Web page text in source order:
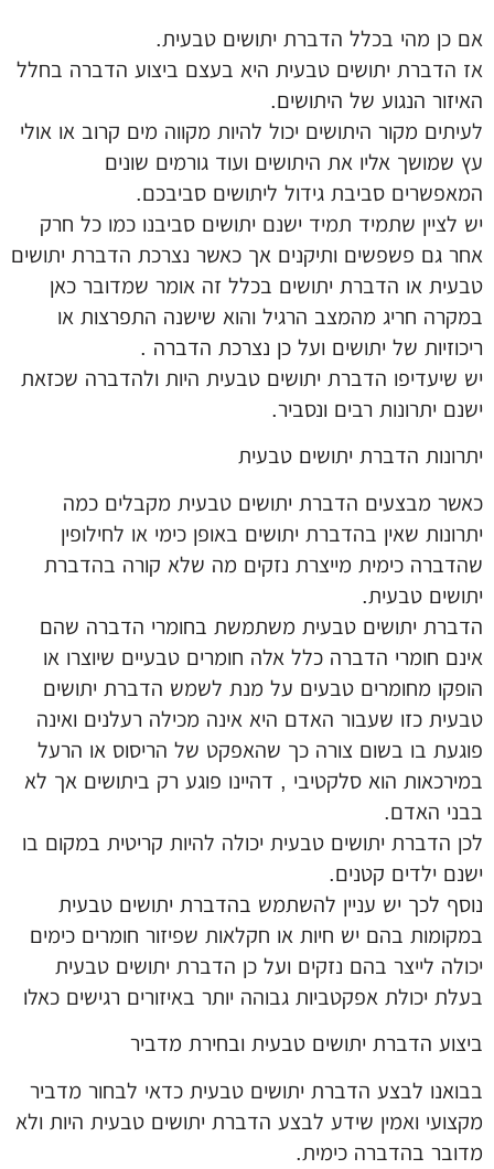
אם כן מהי בכלל הדברת יתושים טבעית.
אז הדברת יתושים טבעית היא בעצם ביצוע הדברה בחלל
האיזור הנגוע של היתושים.
לעיתים מקור היתושים יכול להיות מקווה מים קרוב או אולי
עץ שמושך אליו את היתושים ועוד גורמים שונים
המאפשרים סביבת גידול ליתושים סביבכם.
יש לציין שתמיד תמיד ישנם יתושים סביבנו כמו כל חרק
אחר גם פשפשים ותיקנים אך כאשר נצרכת הדברת יתושים
טבעית או הדברת יתושים בכלל זה אומר שמדובר כאן
במקרה חריג מהמצב הרגיל והוא שישנה התפרצות או
ריכוזיות של יתושים ועל כן נצרכת הדברה .
יש שיעדיפו הדברת יתושים טבעית היות ולהדברה שכזאת
ישנם יתרונות רבים ונסביר.
יתרונות הדברת יתושים טבעית
כאשר מבצעים הדברת יתושים טבעית מקבלים כמה
יתרונות שאין בהדברת יתושים באופן כימי או לחילופין
שהדברה כימית מייצרת נזקים מה שלא קורה בהדברת
יתושים טבעית.
הדברת יתושים טבעית משתמשת בחומרי הדברה שהם
אינם חומרי הדברה כלל אלה חומרים טבעיים שיוצרו או
הופקו מחומרים טבעים על מנת לשמש הדברת יתושים
טבעית כזו שעבור האדם היא אינה מכילה רעלנים ואינה
פוגעת בו בשום צורה כך שהאפקט של הריסוס או הרעל
במירכאות הוא סלקטיבי , דהיינו פוגע רק ביתושים אך לא
בבני האדם.
לכן הדברת יתושים טבעית יכולה להיות קריטית במקום בו
ישנם ילדים קטנים.
נוסף לכך יש עניין להשתמש בהדברת יתושים טבעית
במקומות בהם יש חיות או חקלאות שפיזור חומרים כימים
יכולה לייצר בהם נזקים ועל כן הדברת יתושים טבעית
בעלת יכולת אפקטביות גבוהה יותר באיזורים רגישים כאלו
ביצוע הדברת יתושים טבעית ובחירת מדביר
בבואנו לבצע הדברת יתושים טבעית כדאי לבחור מדביר
מקצועי ואמין שידע לבצע הדברת יתושים טבעית היות ולא
מדובר בהדברה כימית.